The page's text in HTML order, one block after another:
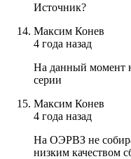
Источник?
Максим Конев
4 года назад
На данный момент
серии
Максим Конев
4 года назад
На ОЭРВЗ не
низким качеством